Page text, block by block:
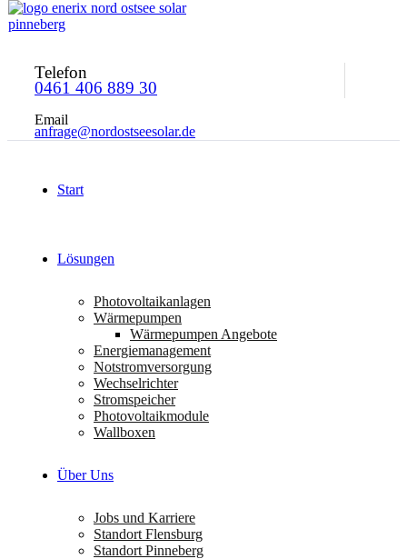
Telefon
0461 406 889 30
Email
anfrage@nordostseesolar.de
Start
Lösungen
Photovoltaikanlagen
Wärmepumpen
Wärmepumpen Angebote
Energiemanagement
Notstromversorgung
Wechselrichter
Stromspeicher
Photovoltaikmodule
Wallboxen
Über Uns
Jobs und Karriere
Standort Flensburg
Standort Pinneberg